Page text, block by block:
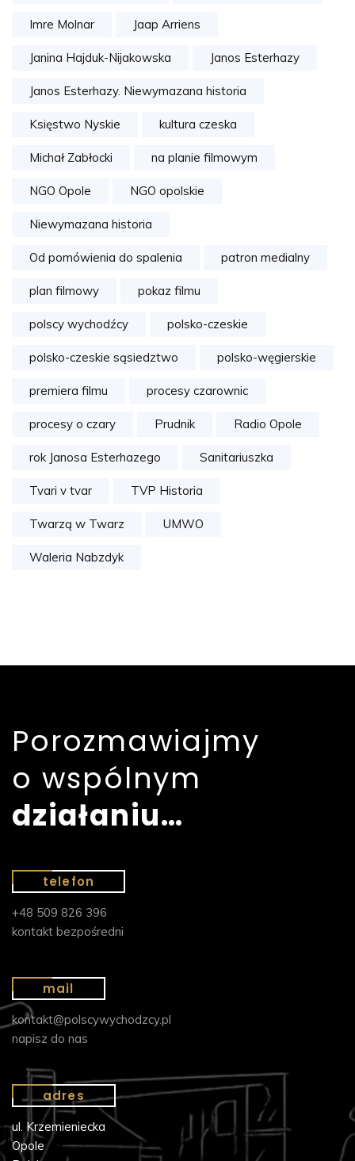
Imre Molnar Jaap Arriens
Janina Hajduk-Nijakowska Janos Esterhazy
Janos Esterhazy. Niewymazana historia
Księstwo Nyskie kultura czeska
Michał Zabłocki na planie filmowym
NGO Opole NGO opolskie
Niewymazana historia
Od pomówienia do spalenia patron medialny
plan filmowy pokaz filmu
polscy wychodźcy polsko-czeskie
polsko-czeskie sąsiedztwo polsko-węgierskie
premiera filmu procesy czarownic
procesy o czary Prudnik Radio Opole
rok Janosa Esterhazego Sanitariuszka
Tvari v tvar TVP Historia
Twarzą w Twarz UMWO
Waleria Nabzdyk
Porozmawiajmy
o wspólnym
działaniu…
telefon
+48 509 826 396
kontakt bezpośredni
mail
kontakt@polscywychodzcy.pl
napisz do nas
adres
ul. Krzemieniecka
Opole